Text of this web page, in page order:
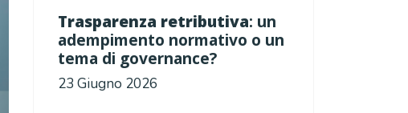
Trasparenza retributiva: un
adempimento normativo o un
tema di governance?
23 Giugno 2026